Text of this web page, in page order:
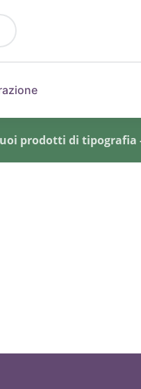
prodotti di tipografia